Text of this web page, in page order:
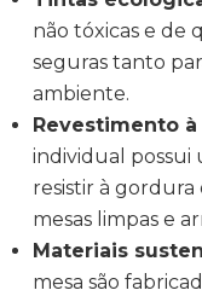
não tóxicas e de
seguras tanto
ambiente.
Revestimento
individual possui
resistir à
mesas limpas e
Materiais
mesa são